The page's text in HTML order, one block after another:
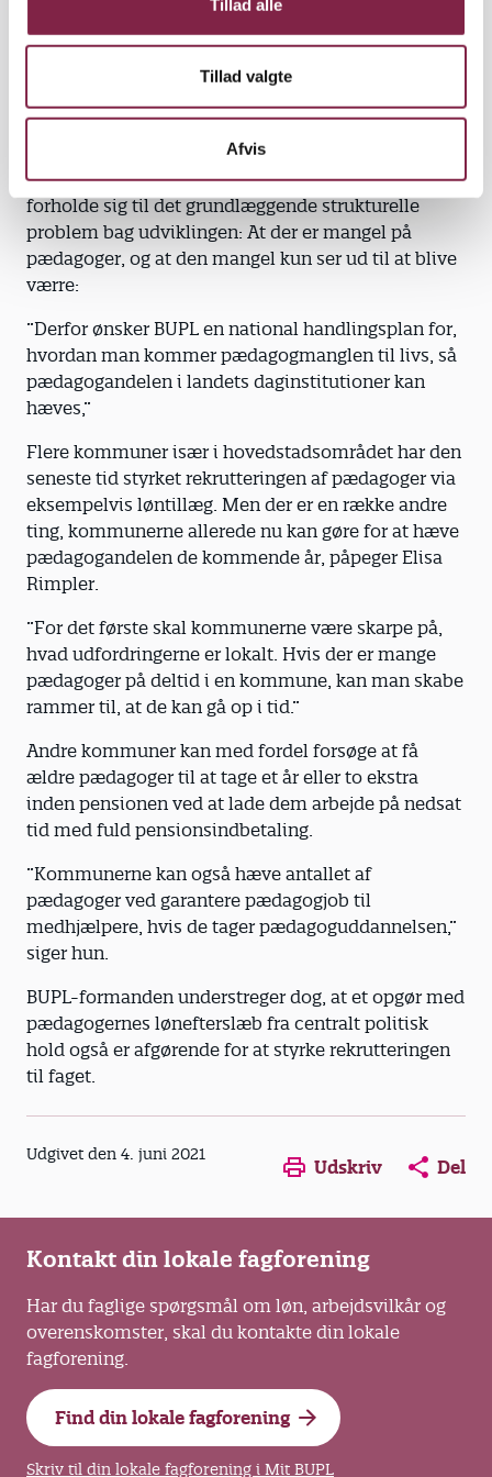
Tillad alle
Tillad valgte
Afvis
Folketingsaftalen om minimumsnormeringer. Til
voksne per barn i landets daginstitutioner også
selvom børnetallet er steget.
Kommuner kan handle allerede nu
Elisa Rimpler ærgrer sig over, at KL undlader at
forholde sig til det grundlæggende strukturelle
problem bag udviklingen: At der er mangel på
pædagoger, og at den mangel kun ser ud til at blive
værre:
”Derfor ønsker BUPL en national handlingsplan for,
hvordan man kommer pædagogmanglen til livs, så
pædagogandelen i landets daginstitutioner kan
hæves,”
Flere kommuner især i hovedstadsområdet har den
seneste tid styrket rekrutteringen af pædagoger via
eksempelvis løntillæg. Men der er en række andre
ting, kommunerne allerede nu kan gøre for at hæve
pædagogandelen de kommende år, påpeger Elisa
Rimpler.
”For det første skal kommunerne være skarpe på,
hvad udfordringerne er lokalt. Hvis der er mange
pædagoger på deltid i en kommune, kan man skabe
rammer til, at de kan gå op i tid.”
Andre kommuner kan med fordel forsøge at få
ældre pædagoger til at tage et år eller to ekstra
inden pensionen ved at lade dem arbejde på nedsat
tid med fuld pensionsindbetaling.
”Kommunerne kan også hæve antallet af
pædagoger ved garantere pædagogjob til
medhjælpere, hvis de tager pædagoguddannelsen,”
siger hun.
BUPL-formanden understreger dog, at et opgør med
pædagogernes lønefterslæb fra centralt politisk
hold også er afgørende for at styrke rekrutteringen
til faget.
Udgivet den 4. juni 2021 Opens in a new window
Opens in a new
Opens in
Udskriv Del
Kontakt din lokale fagforening
Har du faglige spørgsmål om løn, arbejdsvilkår og
overenskomster, skal du kontakte din lokale
fagforening.
Find din lokale fagforening
Skriv til din lokale fagforening i Mit BUPL